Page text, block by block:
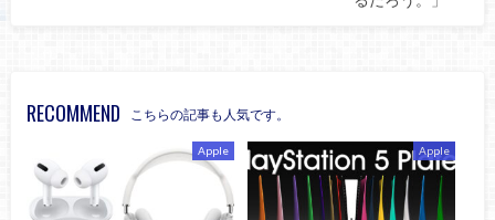
RECOMMEND こちらの記事も人気です。
Apple Apple